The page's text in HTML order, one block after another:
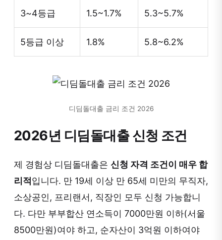
3~4등급 1.5~1.7% 5.3~5.7%
5등급 이상 1.8% 5.8~6.2%
디딤돌대출 금리 조건 2026
2026년 디딤돌대출 신청 조건
제 경험상 디딤돌대출은 신청 자격 조건이 매우 합
리적입니다. 만 19세 이상 만 65세 미만의 무직자,
소상공인, 프리랜서, 직장인 모두 신청 가능합니
다. 다만 부부합산 연소득이 7000만원 이하(서울
8500만원)여야 하고, 순자산이 3억원 이하여야